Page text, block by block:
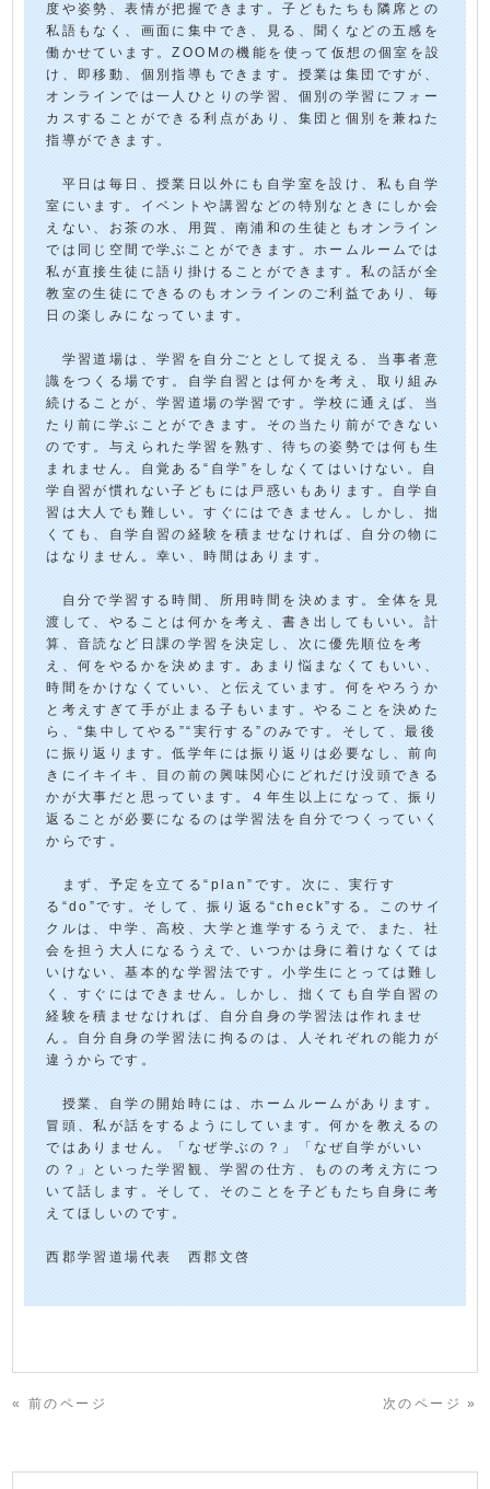
度や姿勢、表情が把握できます。子どもたちも隣席との
私語もなく、画面に集中でき、見る、聞くなどの五感を
働かせています。ZOOMの機能を使って仮想の個室を設
け、即移動、個別指導もできます。授業は集団ですが、
オンラインでは一人ひとりの学習、個別の学習にフォー
カスすることができる利点があり、集団と個別を兼ねた
指導ができます。
平日は毎日、授業日以外にも自学室を設け、私も自学
室にいます。イベントや講習などの特別なときにしか会
えない、お茶の水、用賀、南浦和の生徒ともオンライン
では同じ空間で学ぶことができます。ホームルームでは
私が直接生徒に語り掛けることができます。私の話が全
教室の生徒にできるのもオンラインのご利益であり、毎
日の楽しみになっています。
学習道場は、学習を自分ごととして捉える、当事者意
識をつくる場です。自学自習とは何かを考え、取り組み
続けることが、学習道場の学習です。学校に通えば、当
たり前に学ぶことができます。その当たり前ができない
のです。与えられた学習を熟す、待ちの姿勢では何も生
まれません。自覚ある“自学”をしなくてはいけない。自
学自習が慣れない子どもには戸惑いもあります。自学自
習は大人でも難しい。すぐにはできません。しかし、拙
くても、自学自習の経験を積ませなければ、自分の物に
はなりません。幸い、時間はあります。
自分で学習する時間、所用時間を決めます。全体を見
渡して、やることは何かを考え、書き出してもいい。計
算、音読など日課の学習を決定し、次に優先順位を考
え、何をやるかを決めます。あまり悩まなくてもいい、
時間をかけなくていい、と伝えています。何をやろうか
と考えすぎて手が止まる子もいます。やることを決めた
ら、“集中してやる”“実行する”のみです。そして、最後
に振り返ります。低学年には振り返りは必要なし、前向
きにイキイキ、目の前の興味関心にどれだけ没頭できる
かが大事だと思っています。４年生以上になって、振り
返ることが必要になるのは学習法を自分でつくっていく
からです。
まず、予定を立てる“plan”です。次に、実行す
る“do”です。そして、振り返る“check”する。このサイ
クルは、中学、高校、大学と進学するうえで、また、社
会を担う大人になるうえで、いつかは身に着けなくては
いけない、基本的な学習法です。小学生にとっては難し
く、すぐにはできません。しかし、拙くても自学自習の
経験を積ませなければ、自分自身の学習法は作れませ
ん。自分自身の学習法に拘るのは、人それぞれの能力が
違うからです。
授業、自学の開始時には、ホームルームがあります。
冒頭、私が話をするようにしています。何かを教えるの
ではありません。「なぜ学ぶの？」「なぜ自学がいい
の？」といった学習観、学習の仕方、ものの考え方につ
いて話します。そして、そのことを子どもたち自身に考
えてほしいのです。
西郡学習道場代表 西郡文啓
« 前のページ 次のページ »